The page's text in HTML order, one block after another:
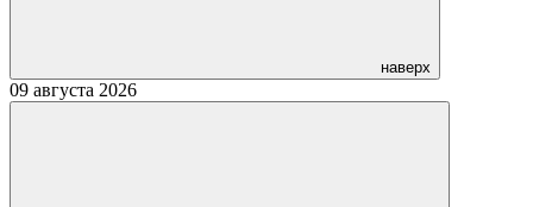
наверх
09 августа 2026